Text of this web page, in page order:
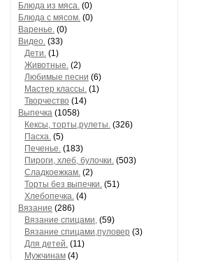
Блюда из мяса. (0)
Блюда с мясом. (0)
Варенье. (0)
Видео. (33)
Дети. (1)
Животные. (2)
Любимые песни (6)
Мастер классы. (1)
Творчество (14)
Выпечка (1058)
Кексы, торты,рулеты. (326)
Пасха. (5)
Печенье. (183)
Пироги, хлеб, булочки. (503)
Сладкоежкам. (2)
Торты без выпечки. (51)
Хлебопечка. (4)
Вязание (286)
Вязание спицами, (59)
Вязание спицами,пуловер (3)
Для детей. (11)
Мужчинам (4)